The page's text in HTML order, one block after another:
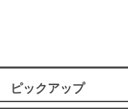
ピックアップ